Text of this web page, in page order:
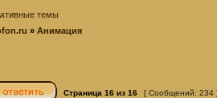
темы
» Анимация
Страница 16 из 16 [ Сообщений: 234